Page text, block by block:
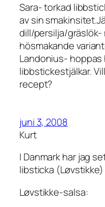
Sara- torkad
av sin
dill/persilja/gräslök-
hösmakande
Landonius-
libbstickestjälkar.
recept?
juni 3, 2008
Kurt
I Danmark har jag
libsticka
Løvstikke-salsa: